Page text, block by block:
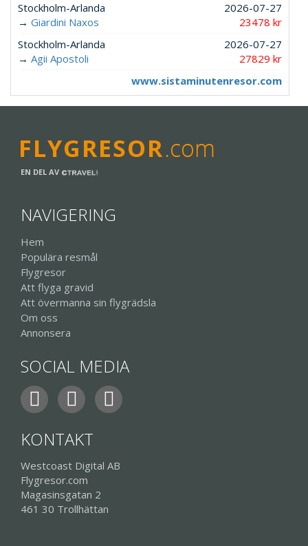
Stockholm-Arlanda
→ Giardini Naxos
2026-07-27
23478 kr
Stockholm-Arlanda
→ Agii Apostoli
2026-07-27
27829 kr
www.sistaminutenresor.com
EN DEL AV
NAVIGERING
Hem
Populära resmål
Flygresor
Att flyga gravid
Att övermanna sin flygrädsla
Om oss
Annonsera
SOCIAL MEDIA
KONTAKT
Westcoast Digital AB
Flygresor.com
Magasinsgatan 2
461 30 Trollhättan